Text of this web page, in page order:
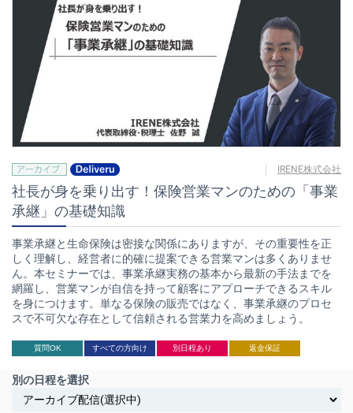
IRENE株式会社
社長が身を乗り出す！保険営業マンのための「事業
承継」の基礎知識
事業承継と生命保険は密接な関係にありますが、その重要性を正
しく理解し、経営者に的確に提案できる営業マンは多くありませ
ん。本セミナーでは、事業承継実務の基本から最新の手法までを
網羅し、営業マンが自信を持って顧客にアプローチできるスキル
を身につけます。単なる保険の販売ではなく、事業承継のプロセ
スで不可欠な存在として信頼される営業力を高めましょう。
質問OK すべての方向け 別日程あり 返金保証
別の日程を選択